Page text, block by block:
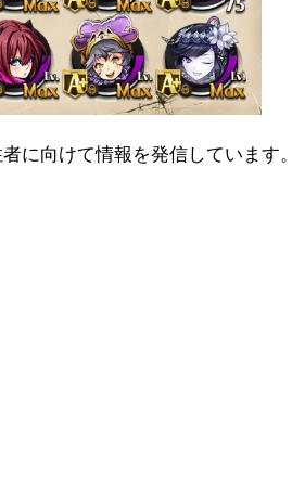
に向けて情報を発信しています。